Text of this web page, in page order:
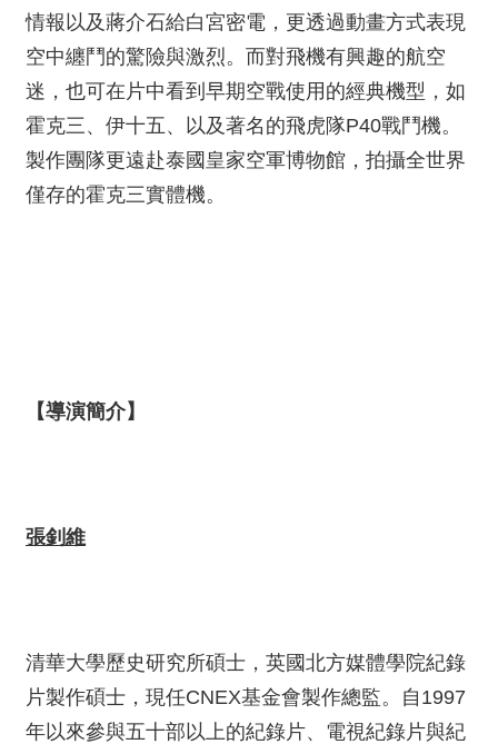
情報以及蔣介石給白宮密電，更透過動畫方式表現
空中纏鬥的驚險與激烈。而對飛機有興趣的航空
迷，也可在片中看到早期空戰使用的經典機型，如
霍克三、伊十五、以及著名的飛虎隊P40戰鬥機。
製作團隊更遠赴泰國皇家空軍博物館，拍攝全世界
僅存的霍克三實體機。
【導演簡介】
張釗維
清華大學歷史研究所碩士，英國北方媒體學院紀錄
片製作碩士，現任CNEX基金會製作總監。自1997
年以來參與五十部以上的紀錄片、電視紀錄片與紀